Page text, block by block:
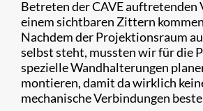
Betreten der CAVE auftretenden
einem sichtbaren Zittern
Nachdem der Projektionsraum
selbst steht, mussten wir für die
spezielle Wandhalterungen
montieren, damit da wirklich
mechanische Verbindungen